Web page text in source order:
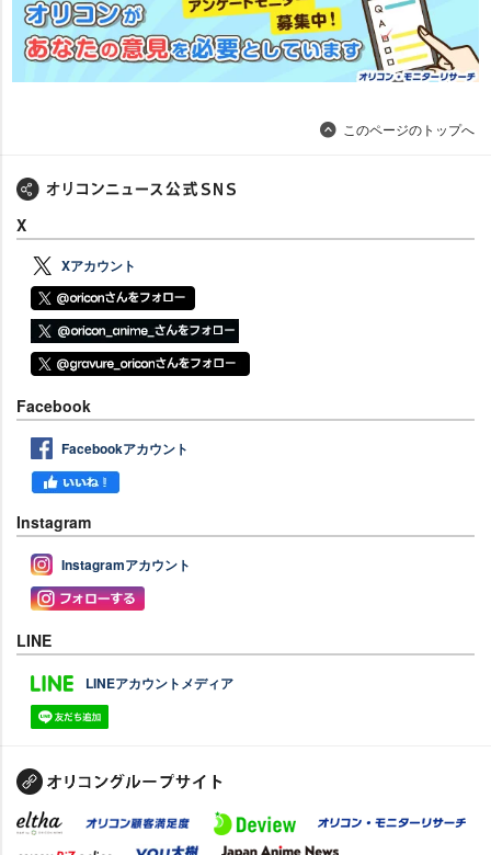
このページのトップへ
X
Xアカウント
Facebook
Facebookアカウント
Instagram
Instagramアカウント
LINE
LINEアカウントメディア